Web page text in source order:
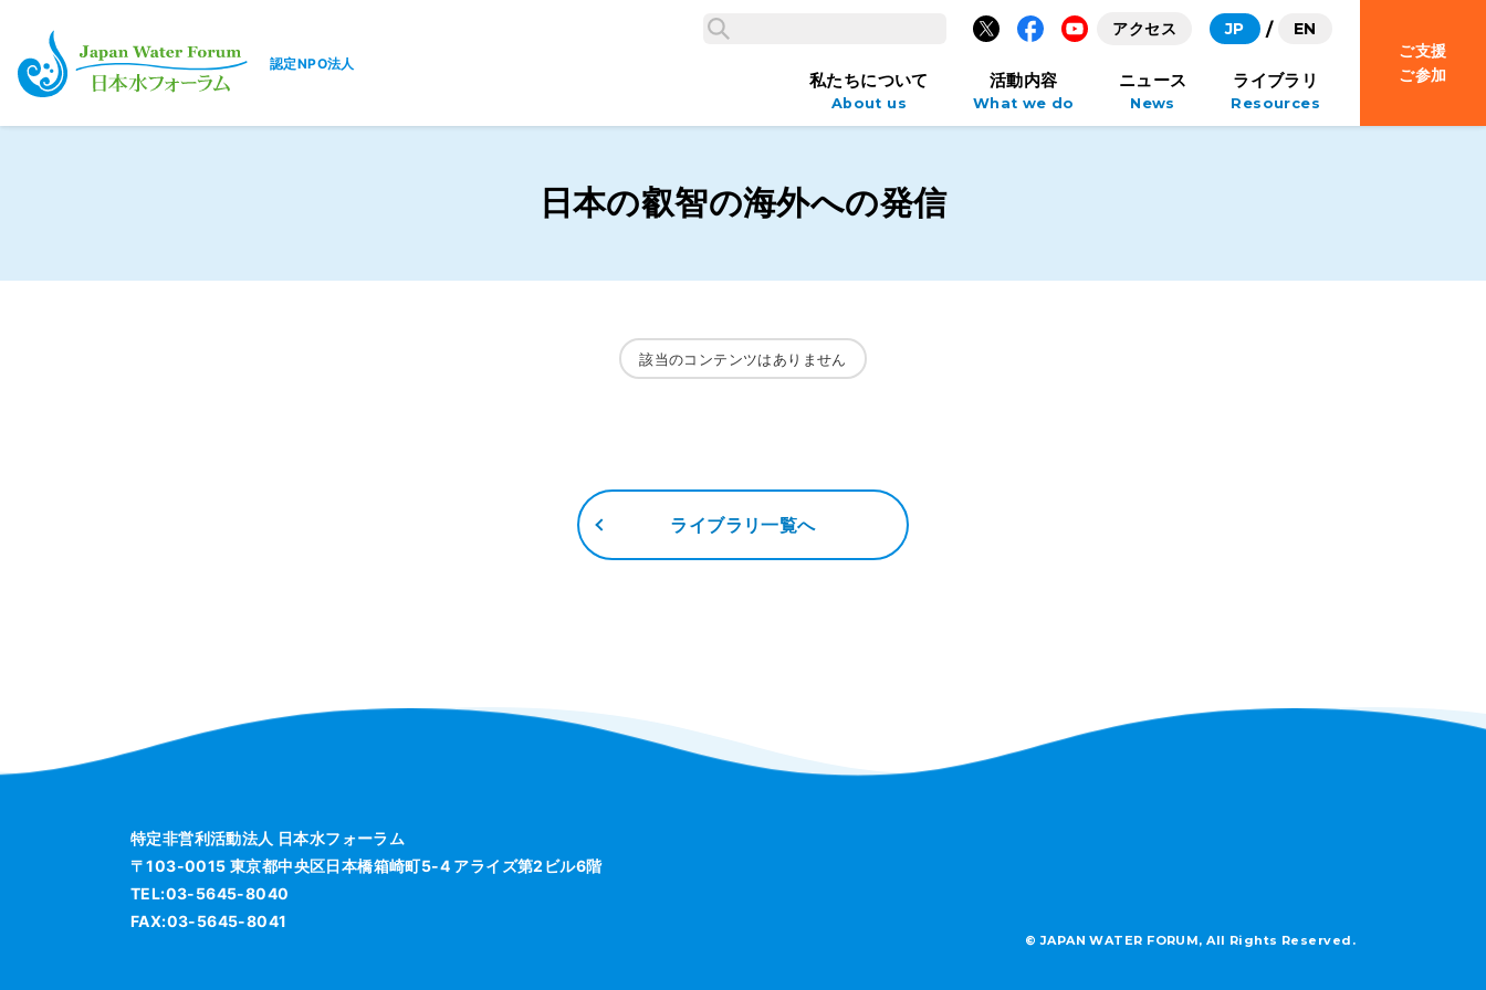
認定NPO法人
検索
アクセス EN
JP
私たちについて
About us
活動内容
What we do
ニュース
News
ライブラリ
Resources
ご支援
ご参加
日本の叡智の海外への発信
該当のコンテンツはありません
ライブラリ一覧へ
特定非営利活動法人 日本水フォーラム
〒103-0015 東京都中央区日本橋箱崎町5-4 アライズ第2ビル6階
TEL:03-5645-8040
FAX:03-5645-8041
© JAPAN WATER FORUM, All Rights Reserved.